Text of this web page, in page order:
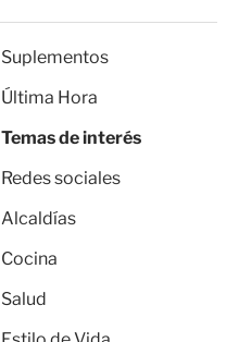
Suplementos
Última Hora
Temas de interés
Redes sociales
Alcaldías
Cocina
Salud